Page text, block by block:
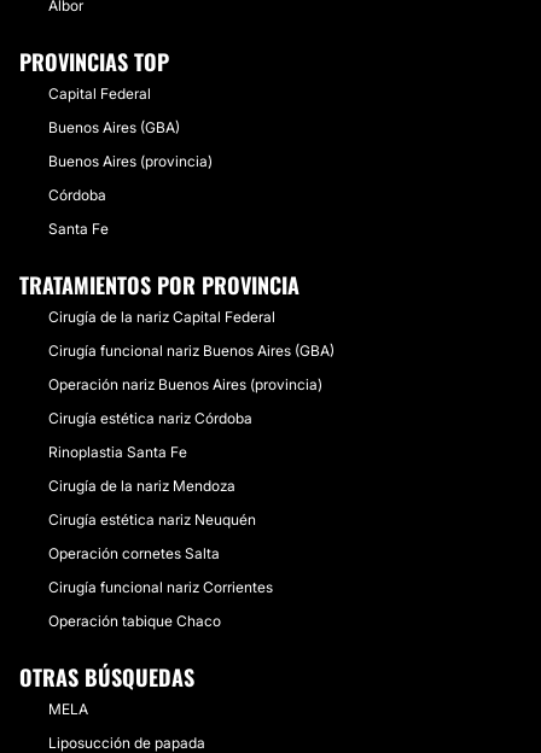
Albor
PROVINCIAS TOP
Capital Federal
Buenos Aires (GBA)
Buenos Aires (provincia)
Córdoba
Santa Fe
TRATAMIENTOS POR PROVINCIA
Cirugía de la nariz Capital Federal
Cirugía funcional nariz Buenos Aires (GBA)
Operación nariz Buenos Aires (provincia)
Cirugía estética nariz Córdoba
Rinoplastia Santa Fe
Cirugía de la nariz Mendoza
Cirugía estética nariz Neuquén
Operación cornetes Salta
Cirugía funcional nariz Corrientes
Operación tabique Chaco
OTRAS BÚSQUEDAS
MELA
Liposucción de papada